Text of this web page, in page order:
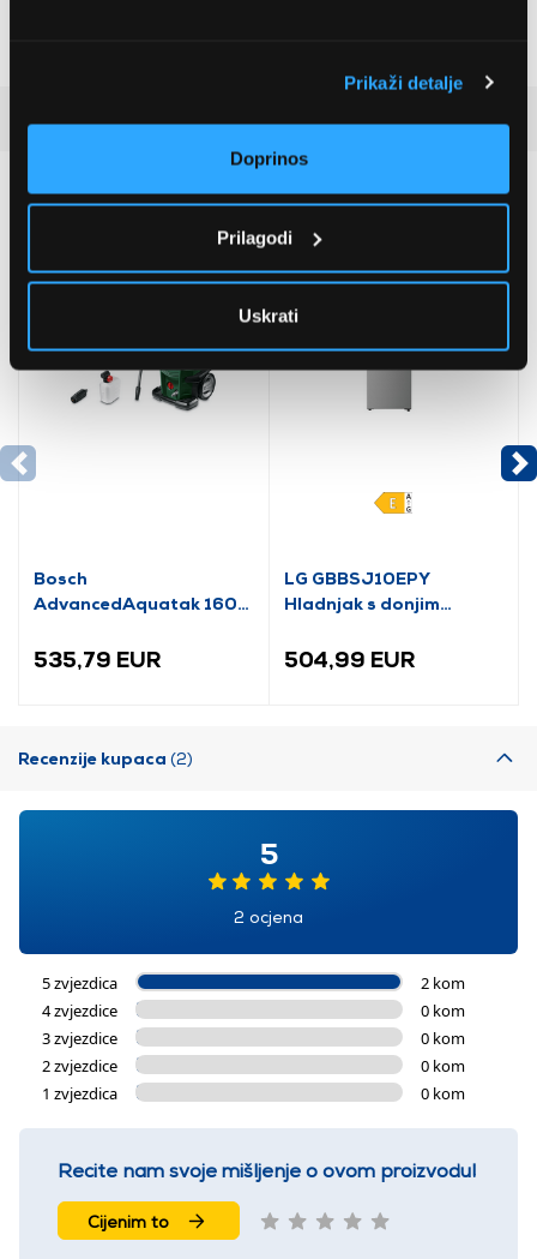
Prikaži detalje
Doprinos
Prilagodi
Uskrati
Preporučujemo za vas
Bosch
AdvancedAquatak 160
(06008A7800)
535,79 EUR
LG GBBSJ10EPY
Hladnjak s donjim
504,99 EUR
Recenzije kupaca (2)
5
2 ocjena
5 zvjezdica
2 kom
4 zvjezdice
0 kom
3 zvjezdice
0 kom
2 zvjezdice
0 kom
1 zvjezdica
0 kom
Recite nam svoje mišljenje o ovom proizvodu!
Cijenim to